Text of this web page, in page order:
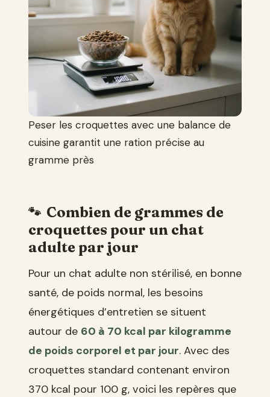
Peser les croquettes avec une balance de
cuisine garantit une ration précise au
gramme près
Combien de grammes de
croquettes pour un chat
adulte par jour
Pour un chat adulte non stérilisé, en bonne
santé, de poids normal, les besoins
énergétiques d’entretien se situent
autour de 60 à 70 kcal par kilogramme
de poids corporel et par jour. Avec des
croquettes standard contenant environ
370 kcal pour 100 g, voici les repères que